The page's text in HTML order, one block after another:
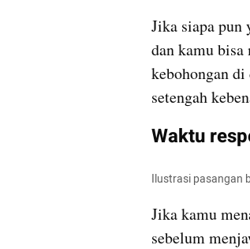
Jika siapa pun
dan kamu
kebohongan
setengah
Waktu
Ilustrasi pasangan
Jika kamu
sebelum